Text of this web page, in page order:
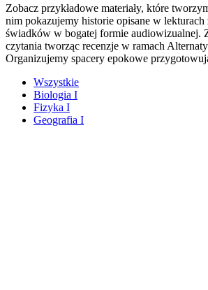
Zobacz przykładowe materiały, które
nim pokazujemy historie opisane w
świadków w bogatej formie audiowizualnej.
czytania tworząc recenzje w ramach
Organizujemy spacery epokowe
Wszystkie
Biologia I
Fizyka I
Geografia I